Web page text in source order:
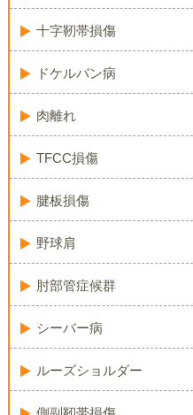
十字靭帯損傷
ドケルバン病
肉離れ
TFCC損傷
腱板損傷
野球肩
肘部管症候群
シーバー病
ルーズショルダー